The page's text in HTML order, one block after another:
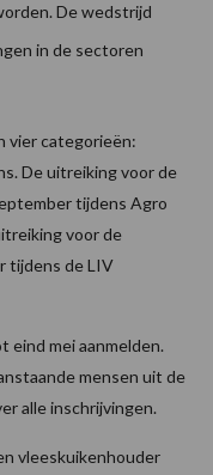
De wedstrijd
in de sectoren
vier categorieën:
De uitreiking voor de
tijdens Agro
voor de
tijdens de LIV
eind mei aanmelden.
mensen uit de
alle inschrijvingen.
vleeskuikenhouder